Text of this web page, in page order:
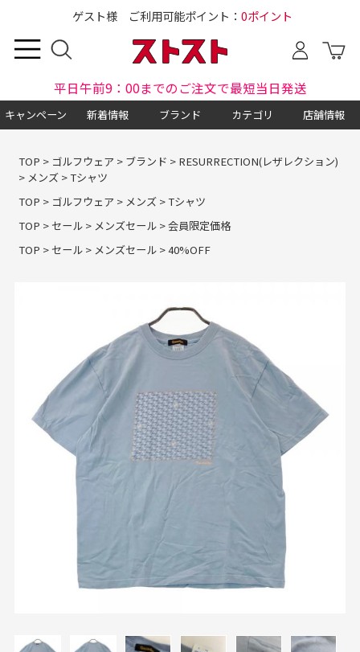
ゲスト様 ご利用可能ポイント： 0ポイント
平日午前9：00までのご注文で最短当日発送
キャンペーン 新着情報 ブランド カテゴリ 店舗情報
TOP > ゴルフウェア > ブランド > RESURRECTION(レザレクション)
> メンズ> Tシャツ
TOP > ゴルフウェア > メンズ> Tシャツ
TOP > セール> メンズセール>会員限定価格
TOP > セール> メンズセール>40%OFF